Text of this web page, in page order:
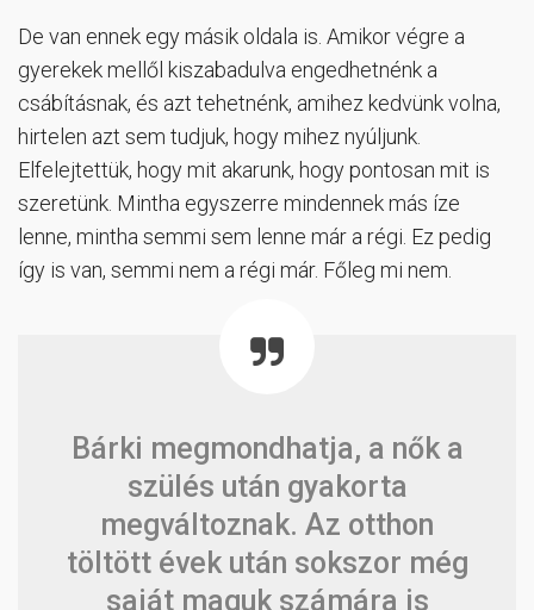
De van ennek egy másik oldala is. Amikor végre a
gyerekek mellől kiszabadulva engedhetnénk a
csábításnak, és azt tehetnénk, amihez kedvünk volna,
hirtelen azt sem tudjuk, hogy mihez nyúljunk.
Elfelejtettük, hogy mit akarunk, hogy pontosan mit is
szeretünk. Mintha egyszerre mindennek más íze
lenne, mintha semmi sem lenne már a régi. Ez pedig
így is van, semmi nem a régi már. Főleg mi nem.
Bárki megmondhatja, a nők a
szülés után gyakorta
megváltoznak. Az otthon
töltött évek után sokszor még
saját maguk számára is